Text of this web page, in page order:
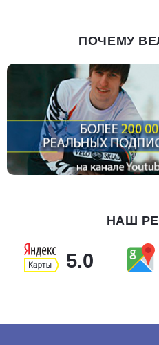
ПОЧЕМУ
НАШ
5.0